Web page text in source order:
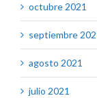
octubre 2021
septiembre
agosto 2021
julio 2021